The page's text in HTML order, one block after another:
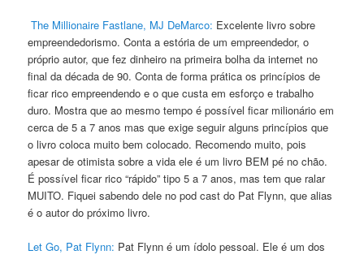
The Millionaire Fastlane, MJ DeMarco: Excelente livro sobre
empreendedorismo. Conta a estória de um empreendedor, o
próprio autor, que fez dinheiro na primeira bolha da internet no
final da década de 90. Conta de forma prática os princípios de
ficar rico empreendendo e o que custa em esforço e trabalho
duro. Mostra que ao mesmo tempo é possível ficar milionário em
cerca de 5 a 7 anos mas que exige seguir alguns princípios que
o livro coloca muito bem colocado. Recomendo muito, pois
apesar de otimista sobre a vida ele é um livro BEM pé no chão.
É possível ficar rico “rápido” tipo 5 a 7 anos, mas tem que ralar
MUITO. Fiquei sabendo dele no pod cast do Pat Flynn, que alias
é o autor do próximo livro.
Let Go, Pat Flynn: Pat Flynn é um ídolo pessoal. Ele é um dos